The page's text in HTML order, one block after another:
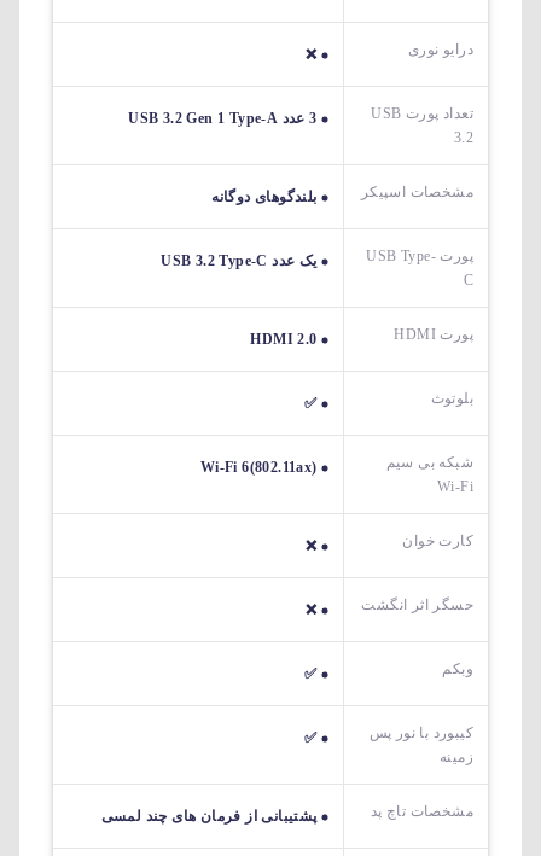
درایو نوری ❌
تعداد پورت USB
3.2
3 عدد USB 3.2 Gen 1 Type-A
مشخصات اسپیکر بلندگوهای دوگانه
پورت USB Type-
C
یک عدد USB 3.2 Type-C
پورت HDMI HDMI 2.0
بلوتوث ✅
شبکه بی سیم
Wi-Fi
Wi-Fi 6(802.11ax)
کارت خوان ❌
حسگر اثر انگشت ❌
وبکم ✅
کیبورد با نور پس
زمینه
✅
مشخصات تاچ پد پشتیبانی از فرمان های چند لمسی